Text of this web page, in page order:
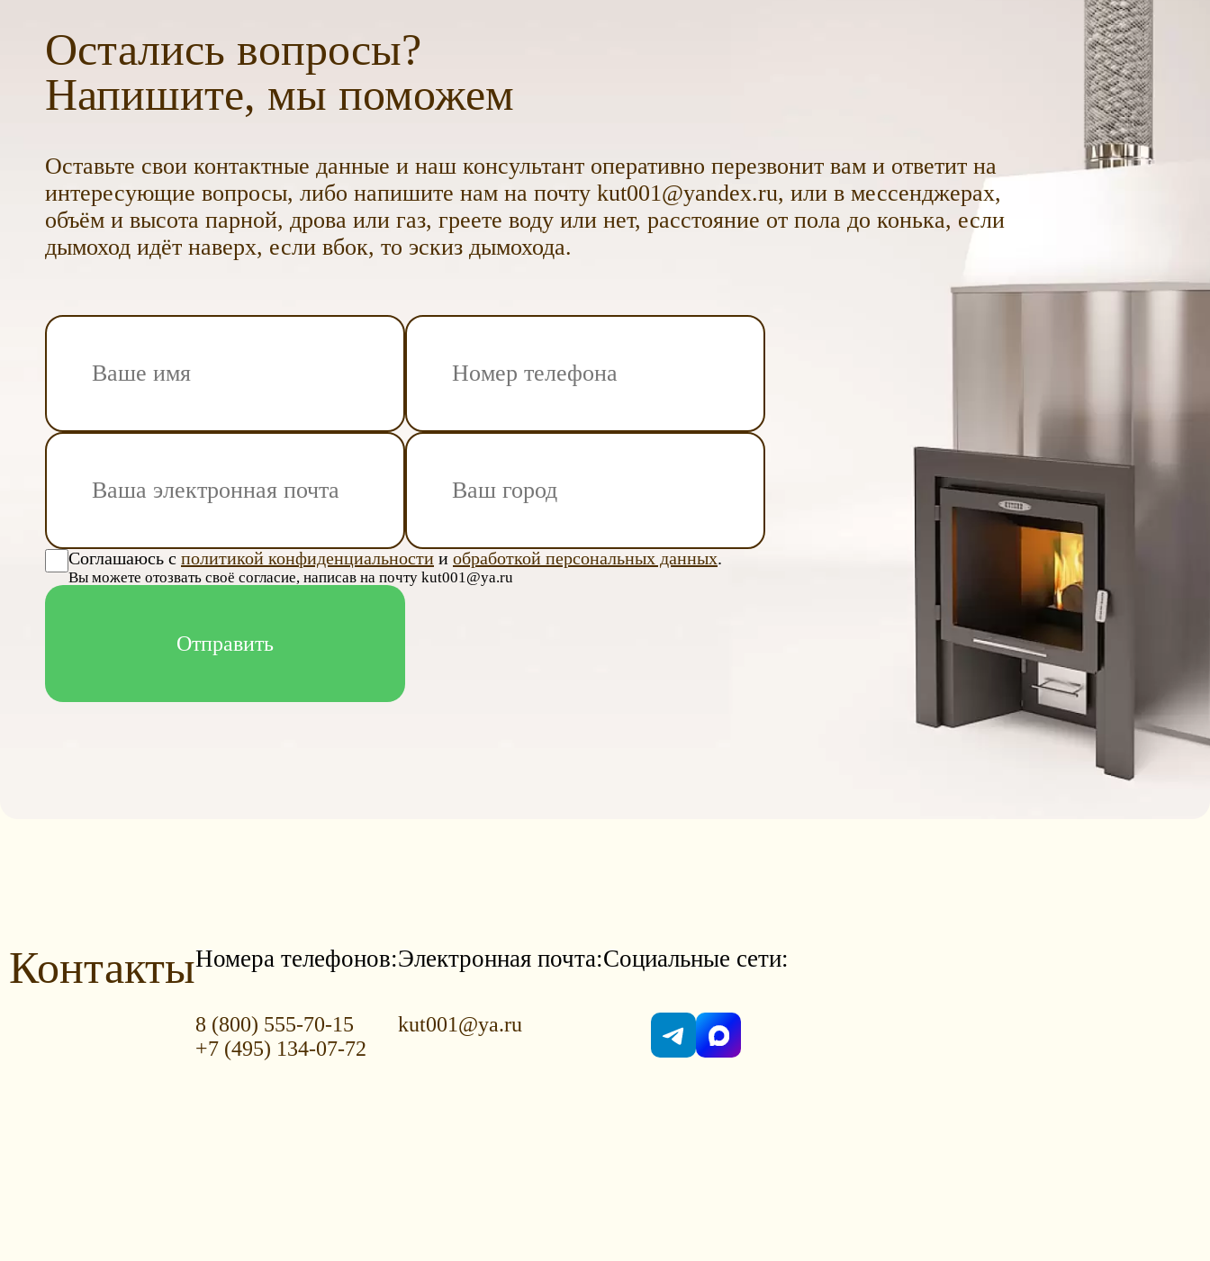
Остались вопросы?
Напишите, мы поможем
Оставьте свои контактные данные и наш консультант оперативно перезвонит вам и ответит на
интересующие вопросы, либо напишите нам на почту kut001@yandex.ru, или в мессенджерах,
объём и высота парной, дрова или газ, греете воду или нет, расстояние от пола до конька, если
дымоход идёт наверх, если вбок, то эскиз дымохода.
Соглашаюсь с политикой конфиденциальности и обработкой персональных данных.
Вы можете отозвать своё согласие, написав на почту kut001@ya.ru
КонтактыНомера телефонов:
8 (800) 555-70-15
+7 (495) 134-07-72
Электронная почта:
kut001@ya.ru
Социальные сети: